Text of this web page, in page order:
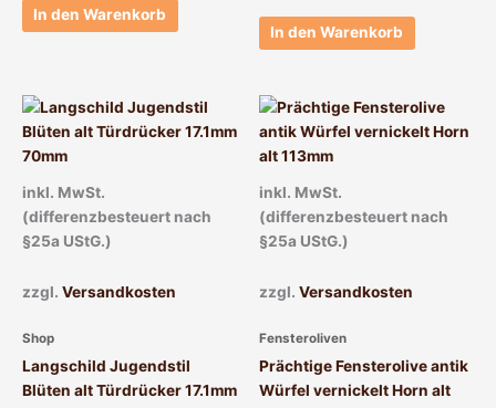
In den Warenkorb
In den Warenkorb
inkl. MwSt.
(differenzbesteuert nach
§25a UStG.)
zzgl. Versandkosten
Shop
Langschild Jugendstil
Blüten alt Türdrücker 17.1mm
inkl. MwSt.
(differenzbesteuert nach
§25a UStG.)
zzgl. Versandkosten
Fensteroliven
Prächtige Fensterolive antik
Würfel vernickelt Horn alt